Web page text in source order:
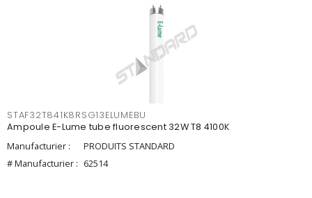
STAF32T841K8RSG13ELUMEBU
Ampoule E-Lume tube fluorescent 32W T8 4100K
Manufacturier :
PRODUITS STANDARD
# Manufacturier : 62514